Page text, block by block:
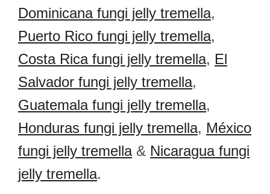
Dominicana fungi jelly tremella,
Puerto Rico fungi jelly tremella,
Costa Rica fungi jelly tremella, El
Salvador fungi jelly tremella,
Guatemala fungi jelly tremella,
Honduras fungi jelly tremella, México
fungi jelly tremella& Nicaragua fungi
jelly tremella.